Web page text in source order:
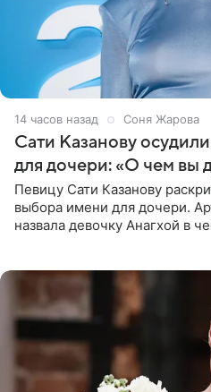
14 часов назад Соня Жарова
Сати Казанову
для дочери: «О чем вы
Певицу Сати Казанову
выбора имени для дочери.
назвала девочку Анагхой в